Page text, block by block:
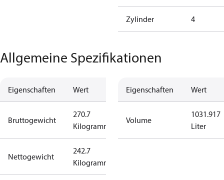
Zylinder 4
Allgemeine Spezifikationen
Eigenschaften Wert
Bruttogewicht
270.7
Kilogramm
Nettogewicht
242.7
Kilogramm
Eigenschaften Wert
Volume
1031.917
Liter